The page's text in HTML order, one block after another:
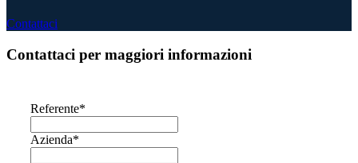
Contattaci
Contattaci per maggiori informazioni
Referente*
Azienda*